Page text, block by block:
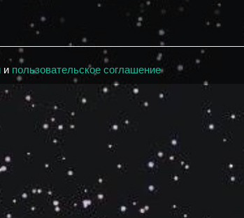
и пользовательское соглашение